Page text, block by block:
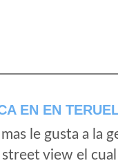
EN EN
le gusta a la
view el